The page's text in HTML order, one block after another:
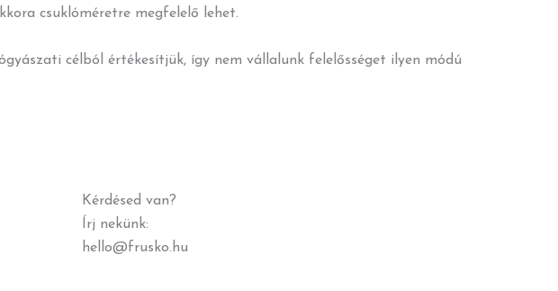
csuklóméretre megfelelő lehet.
célból értékesítjük, így nem vállalunk felelősséget ilyen módú
Kérdésed van?
Írj nekünk:
hello@frusko.hu